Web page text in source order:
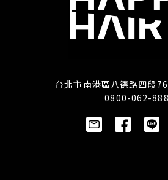
台北市南港區八德路四段
0800-062-888